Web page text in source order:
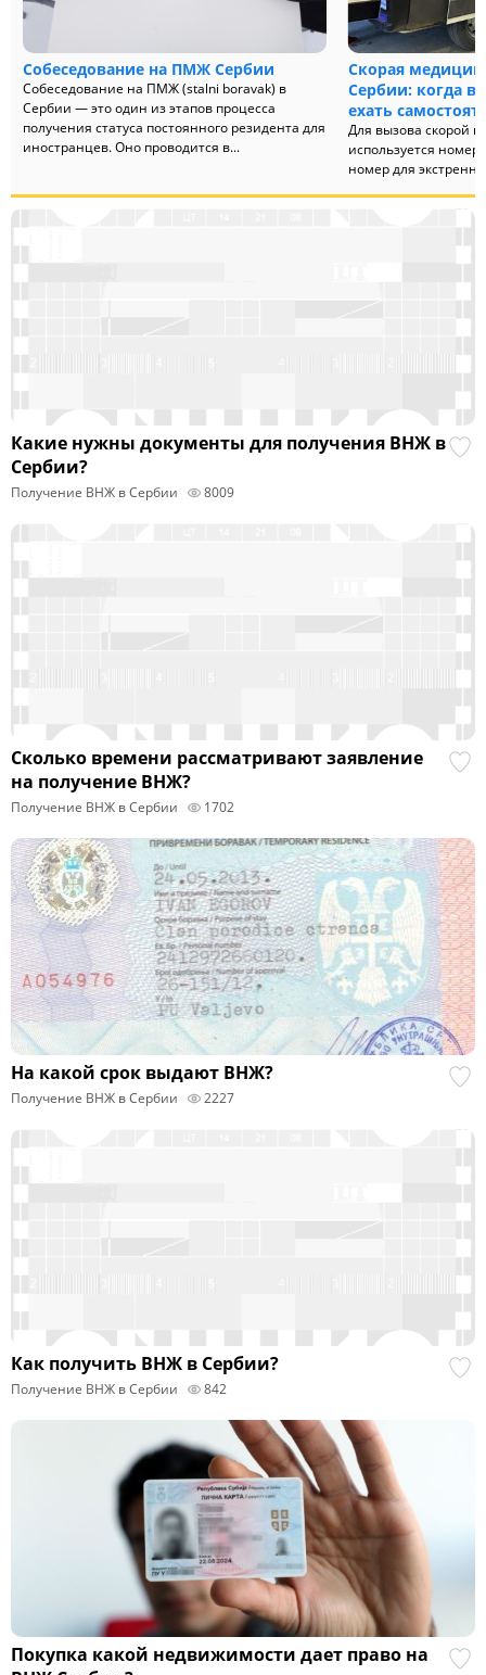
Собеседование на ПМЖ Сербии
Собеседование на ПМЖ (stalni boravak) в
Сербии — это один из этапов процесса
получения статуса постоянного резидента для
иностранцев. Оно проводится в...
Скорая
Сербии: когда
ехать
Для вызова скорой
используется
номер для
Какие нужны документы для получения ВНЖ в
Сербии?
Получение ВНЖ в Сербии 8009
Сколько времени рассматривают заявление
на получение ВНЖ?
Получение ВНЖ в Сербии 1702
На какой срок выдают ВНЖ?
Получение ВНЖ в Сербии 2227
Как получить ВНЖ в Сербии?
Получение ВНЖ в Сербии 842
Покупка какой недвижимости дает право на